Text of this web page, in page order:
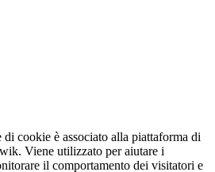
di cookie è associato alla piattaforma di
Viene utilizzato per aiutare i
il comportamento dei visitatori e